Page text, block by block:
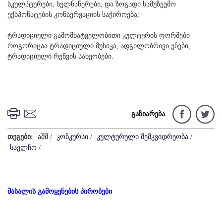
სკულპტურები, ხელნაწერები, და ზოგადი სამუზეუმო
ექსპონატების კონსერვაციის საჭიროება;
ტრადიციული გამომხატველობითი კულტურის ფორმები –
როგორიცაა ტრადიციული მუსიკა, ადგილობრივი ენები,
ტრადიციული რეწვის სახეობები.
გაზიარება
თეგები: აშშ / კონკურსი / კულტურული მემკვიდრეობა /
საელჩო /
მასალის გამოყენების პირობები